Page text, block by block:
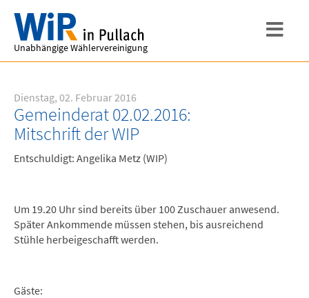
Unabhängige Wählervereinigung
Dienstag, 02. Februar 2016
Gemeinderat 02.02.2016:
Mitschrift der WIP
Entschuldigt: Angelika Metz (WIP)
Um 19.20 Uhr sind bereits über 100 Zuschauer anwesend.
Später Ankommende müssen stehen, bis ausreichend
Stühle herbeigeschafft werden.
Gäste: